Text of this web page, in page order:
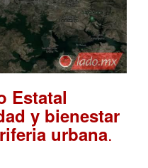
Estatal
y bienestar
urbana.